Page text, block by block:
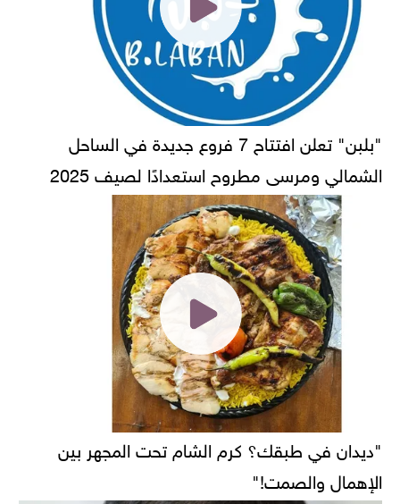
"بلبن" تعلن افتتاح 7 فروع جديدة في الساحل
الشمالي ومرسى مطروح استعدادًا لصيف 2025
"ديدان في طبقك؟ كرم الشام تحت المجهر بين
الإهمال والصمت!"